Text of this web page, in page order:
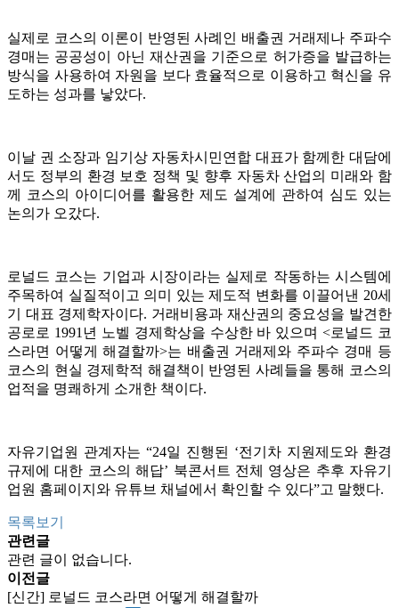
실제로 코스의 이론이 반영된 사례인 배출권 거래제나 주파수
경매는 공공성이 아닌 재산권을 기준으로 허가증을 발급하는
방식을 사용하여 자원을 보다 효율적으로 이용하고 혁신을 유
도하는 성과를 낳았다.
이날 권 소장과 임기상 자동차시민연합 대표가 함께한 대담에
서도 정부의 환경 보호 정책 및 향후 자동차 산업의 미래와 함
께 코스의 아이디어를 활용한 제도 설계에 관하여 심도 있는
논의가 오갔다.
로널드 코스는 기업과 시장이라는 실제로 작동하는 시스템에
주목하여 실질적이고 의미 있는 제도적 변화를 이끌어낸 20세
기 대표 경제학자이다. 거래비용과 재산권의 중요성을 발견한
공로로 1991년 노벨 경제학상을 수상한 바 있으며 <로널드 코
스라면 어떻게 해결할까>는 배출권 거래제와 주파수 경매 등
코스의 현실 경제학적 해결책이 반영된 사례들을 통해 코스의
업적을 명쾌하게 소개한 책이다.
자유기업원 관계자는 “24일 진행된 ‘전기차 지원제도와 환경
규제에 대한 코스의 해답’ 북콘서트 전체 영상은 추후 자유기
업원 홈페이지와 유튜브 채널에서 확인할 수 있다”고 말했다.
목록보기
관련글
관련 글이 없습니다.
이전글
[신간] 로널드 코스라면 어떻게 해결할까